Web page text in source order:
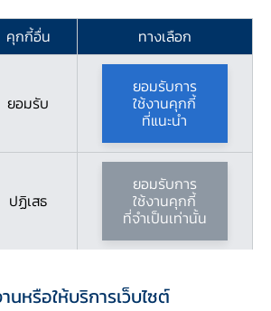
การ
จาก
คุกกี้อื่น ทางเลือก
ยอมรับ
ยอมรับการ
ใช้งานคุกกี้
ที่แนะนำ
ปฏิเสธ
ยอมรับการ
ใช้งานคุกกี้
ที่จำเป็นเท่านั้น
นหรือให้บริการเว็บไซต์